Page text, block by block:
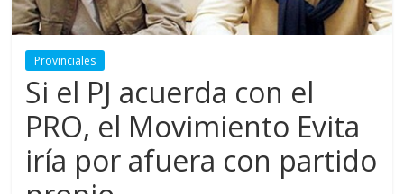
Provinciales
Si el PJ acuerda con el
PRO, el Movimiento Evita
iría por afuera con partido